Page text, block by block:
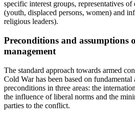
specific interest groups, representatives of
(youth, displaced persons, women) and
religious leaders).
Preconditions and assumptions
management
The standard approach towards armed
Cold War has been based on fundamental
preconditions in three areas: the
the influence of liberal norms and the
parties to the conflict.